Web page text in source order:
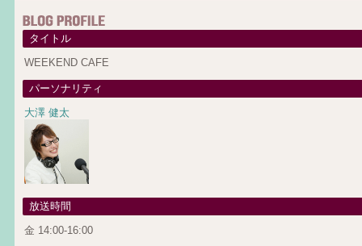
タイトル
WEEKEND CAFE
パーソナリティ
大澤 健太
放送時間
金 14:00-16:00